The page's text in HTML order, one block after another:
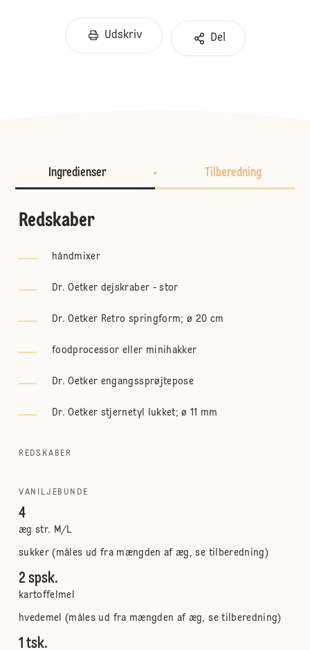
Udskriv Del
Ingredienser Tilberedning
Redskaber
håndmixer
Dr. Oetker dejskraber - stor
Dr. Oetker Retro springform; ø 20 cm
foodprocessor eller minihakker
Dr. Oetker engangssprøjtepose
Dr. Oetker stjernetyl lukket; ø 11 mm
REDSKABER
VANILJEBUNDE
4
æg str. M/L
sukker (måles ud fra mængden af æg, se tilberedning)
2 spsk.
kartoffelmel
hvedemel (måles ud fra mængden af æg, se tilberedning)
1 tsk.